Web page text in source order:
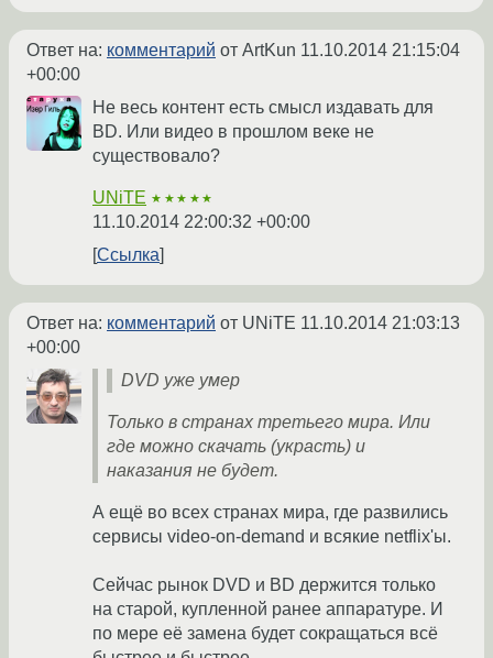
Ответ на: комментарий от ArtKun 11.10.2014 21:15:04
+00:00
Не весь контент есть смысл издавать для
BD. Или видео в прошлом веке не
существовало?
UNiTE ★★★★★
11.10.2014 22:00:32 +00:00
Ссылка
Ответ на: комментарий от UNiTE 11.10.2014 21:03:13
+00:00
DVD уже умер
Только в странах третьего мира. Или
где можно скачать (украсть) и
наказания не будет.
А ещё во всех странах мира, где развились
сервисы video-on-demand и всякие netflix'ы.
Сейчас рынок DVD и BD держится только
на старой, купленной ранее аппаратуре. И
по мере её замена будет сокращаться всё